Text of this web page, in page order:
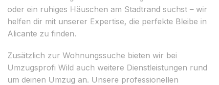
oder ein ruhiges Häuschen am Stadtrand suchst – wir
helfen dir mit unserer Expertise, die perfekte Bleibe in
Alicante zu finden.
Zusätzlich zur Wohnungssuche bieten wir bei
Umzugsprofi Wild auch weitere Dienstleistungen rund
um deinen Umzug an. Unsere professionellen